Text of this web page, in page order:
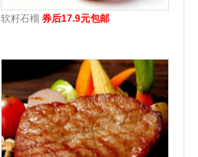
软籽石榴 券后17.9元包邮